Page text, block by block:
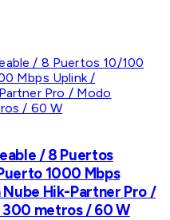
/ 8 Puertos
1000 Mbps
Hik-Partner Pro /
300 metros / 60 W